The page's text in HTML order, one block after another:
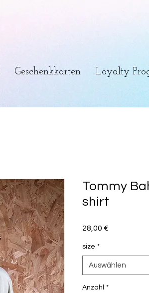
Geschenkkarten Loyalty
Tommy
shirt
28,00 €
size *
Auswählen
Anzahl *